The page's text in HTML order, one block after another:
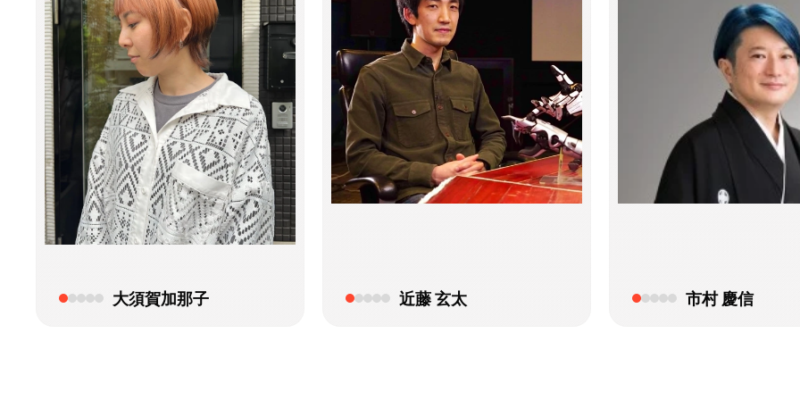
大須賀加那子 近藤 玄太 市村 慶信